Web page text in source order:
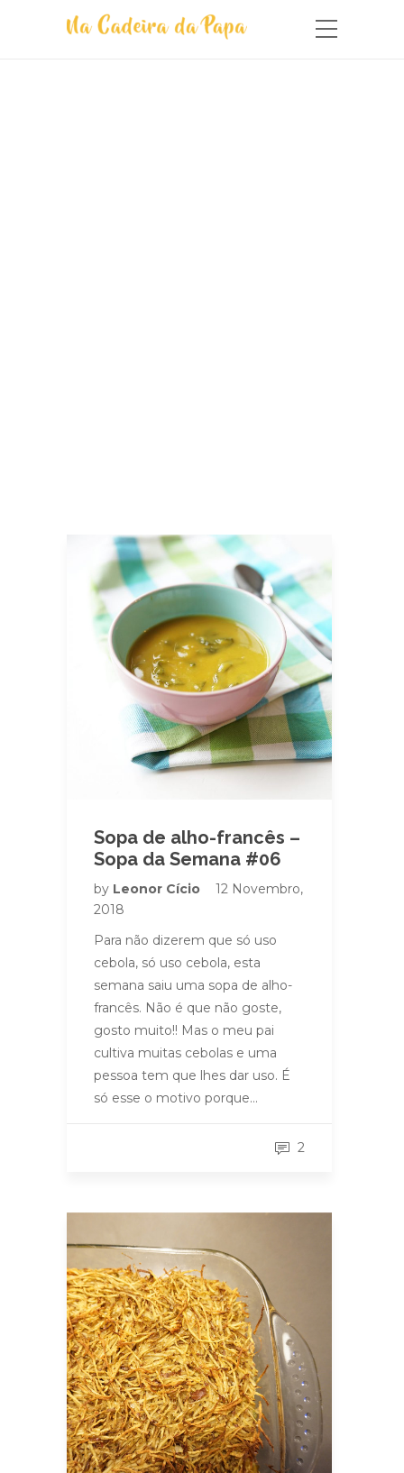
Sopa de alho-francês –
Sopa da Semana #06
by Leonor Cício
12 Novembro,
2018
Para não dizerem que só uso
cebola, só uso cebola, esta
semana saiu uma sopa de alho-
francês. Não é que não goste,
gosto muito!! Mas o meu pai
cultiva muitas cebolas e uma
pessoa tem que lhes dar uso. É
só esse o motivo porque…
2